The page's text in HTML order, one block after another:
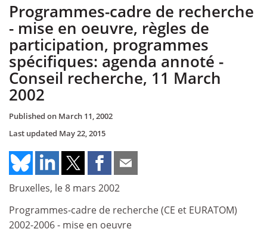
Programmes-cadre de recherche
- mise en oeuvre, règles de
participation, programmes
spécifiques: agenda annoté -
Conseil recherche, 11 March
2002
Published on March 11, 2002
Last updated May 22, 2015
Bruxelles, le 8 mars 2002
Programmes-cadre de recherche (CE et EURATOM)
2002-2006 - mise en oeuvre